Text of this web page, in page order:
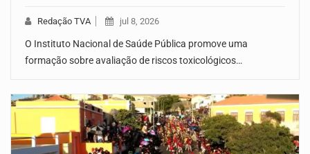
Redação TVA jul 8, 2026
O Instituto Nacional de Saúde Pública promove uma
formação sobre avaliação de riscos toxicológicos…